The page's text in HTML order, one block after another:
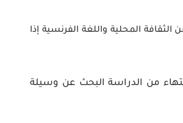
المحلية واللغة الفرنسية إذا
من الدراسة البحث عن وسيلة